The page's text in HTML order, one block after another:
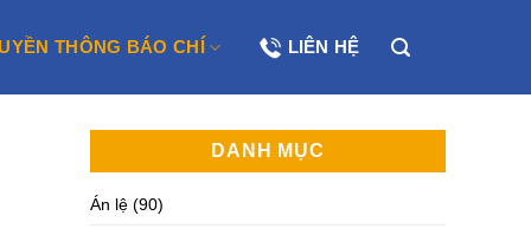
THÔNG BÁO CHÍ LIÊN HỆ
DANH MỤC
Án lệ (90)